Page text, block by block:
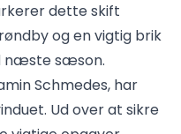
dette skift
og en vigtig brik
næste sæson.
Schmedes, har
Ud over at sikre